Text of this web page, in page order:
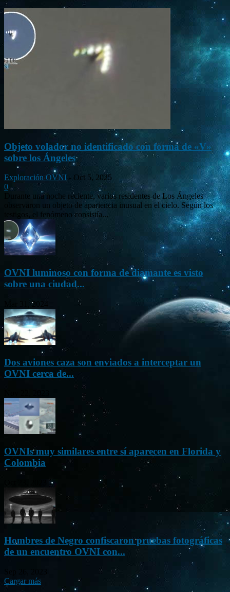
Objeto volador no identificado con forma de «V»
sobre los Ángeles
Exploración OVNI - Oct 5, 2025
0
Durante una noche reciente, varios residentes de Los Ángeles
observaron un objeto de apariencia inusual en el cielo. Según los
testigos, el fenómeno consistía...
OVNI luminoso con forma de diamante es visto
sobre una ciudad...
Mar 31, 2024
Dos aviones caza son enviados a interceptar un
OVNI cerca de...
OVNIs muy similares entre sí aparecen en Florida y
Colombia
Hombres de Negro confiscaron pruebas fotográficas
de un encuentro OVNI con...
Cargar más